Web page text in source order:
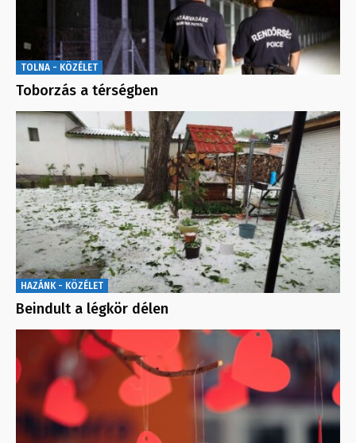
TOLNA - KÖZÉLET
Toborzás a térségben
HAZÁNK - KÖZÉLET
Beindult a légkör délen